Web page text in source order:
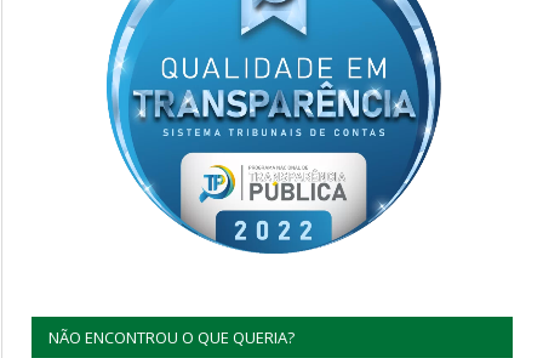
NÃO ENCONTROU O QUE QUERIA?